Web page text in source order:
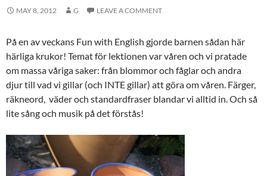
MAY 8, 2012 G LEAVE A COMMENT
På en av veckans Fun with English gjorde barnen sådan här
härliga krukor! Temat för lektionen var våren och vi pratade
om massa våriga saker: från blommor och fåglar och andra
djur till vad vi gillar (och INTE gillar) att göra om våren. Färger,
räkneord, väder och standardfraser blandar vi alltid in. Och så
lite sång och musik på det förstås!